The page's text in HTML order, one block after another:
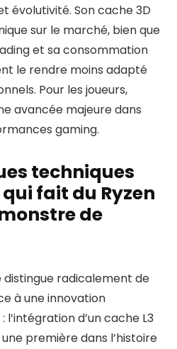
évolutivité. Son cache 3D
sur le marché, bien que
et sa consommation
le rendre moins adapté
Pour les joueurs,
avancée majeure dans
gaming.
techniques
fait du Ryzen
de
distingue radicalement de
à une innovation
d’un cache L3
première dans l’histoire